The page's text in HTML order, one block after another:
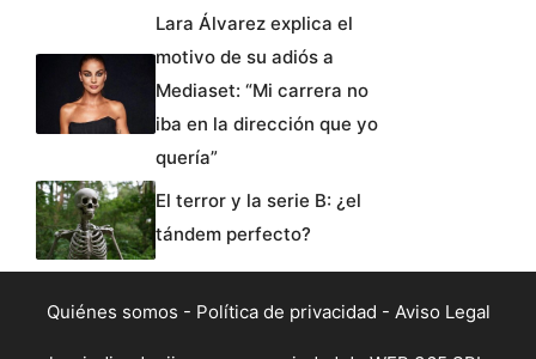
Lara Álvarez explica el
motivo de su adiós a
Mediaset: “Mi carrera no
iba en la dirección que yo
quería”
El terror y la serie B: ¿el
tándem perfecto?
Quiénes somos - Política de privacidad - Aviso Legal